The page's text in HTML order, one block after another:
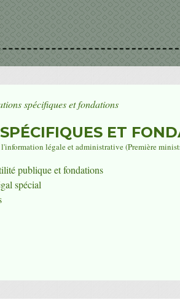
spécifiques et fondations
ET
légale et administrative (Première
publique et fondations
spécial